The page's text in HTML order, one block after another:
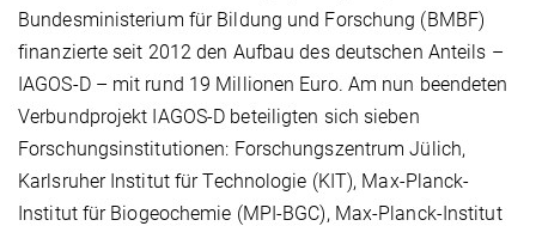
Bundesministerium für Bildung und Forschung (BMBF)
finanzierte seit 2012 den Aufbau des deutschen Anteils –
IAGOS-D – mit rund 19 Millionen Euro. Am nun beendeten
Verbundprojekt IAGOS-D beteiligten sich sieben
Forschungsinstitutionen: Forschungszentrum Jülich,
Karlsruher Institut für Technologie (KIT), Max-Planck-
Institut für Biogeochemie (MPI-BGC), Max-Planck-Institut